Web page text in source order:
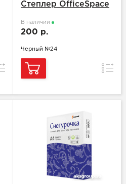
Степлер OfficeSpace
В наличии
200 р.
Черный №24